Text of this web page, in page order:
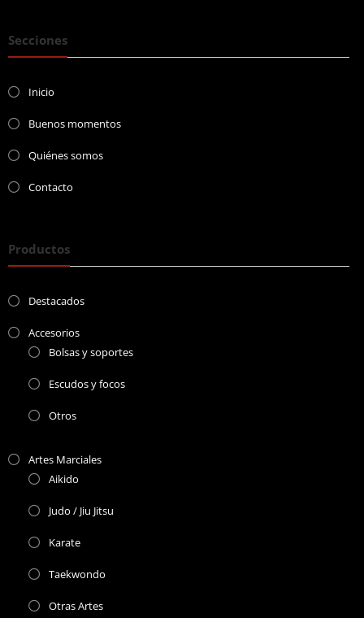
Secciones
Inicio
Buenos momentos
Quiénes somos
Contacto
Productos
Destacados
Accesorios
Bolsas y soportes
Escudos y focos
Otros
Artes Marciales
Aikido
Judo / Jiu Jitsu
Karate
Taekwondo
Otras Artes